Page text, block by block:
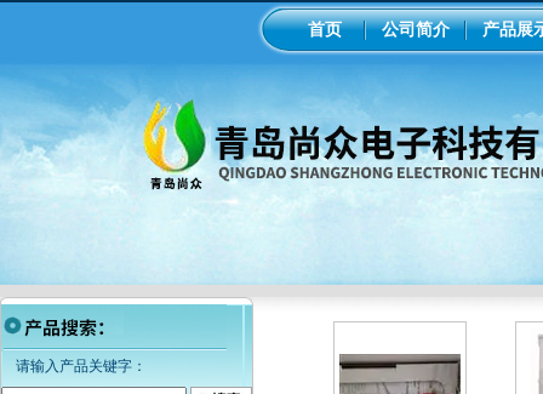
首页 公司简介 产品展
请输入产品关键字：